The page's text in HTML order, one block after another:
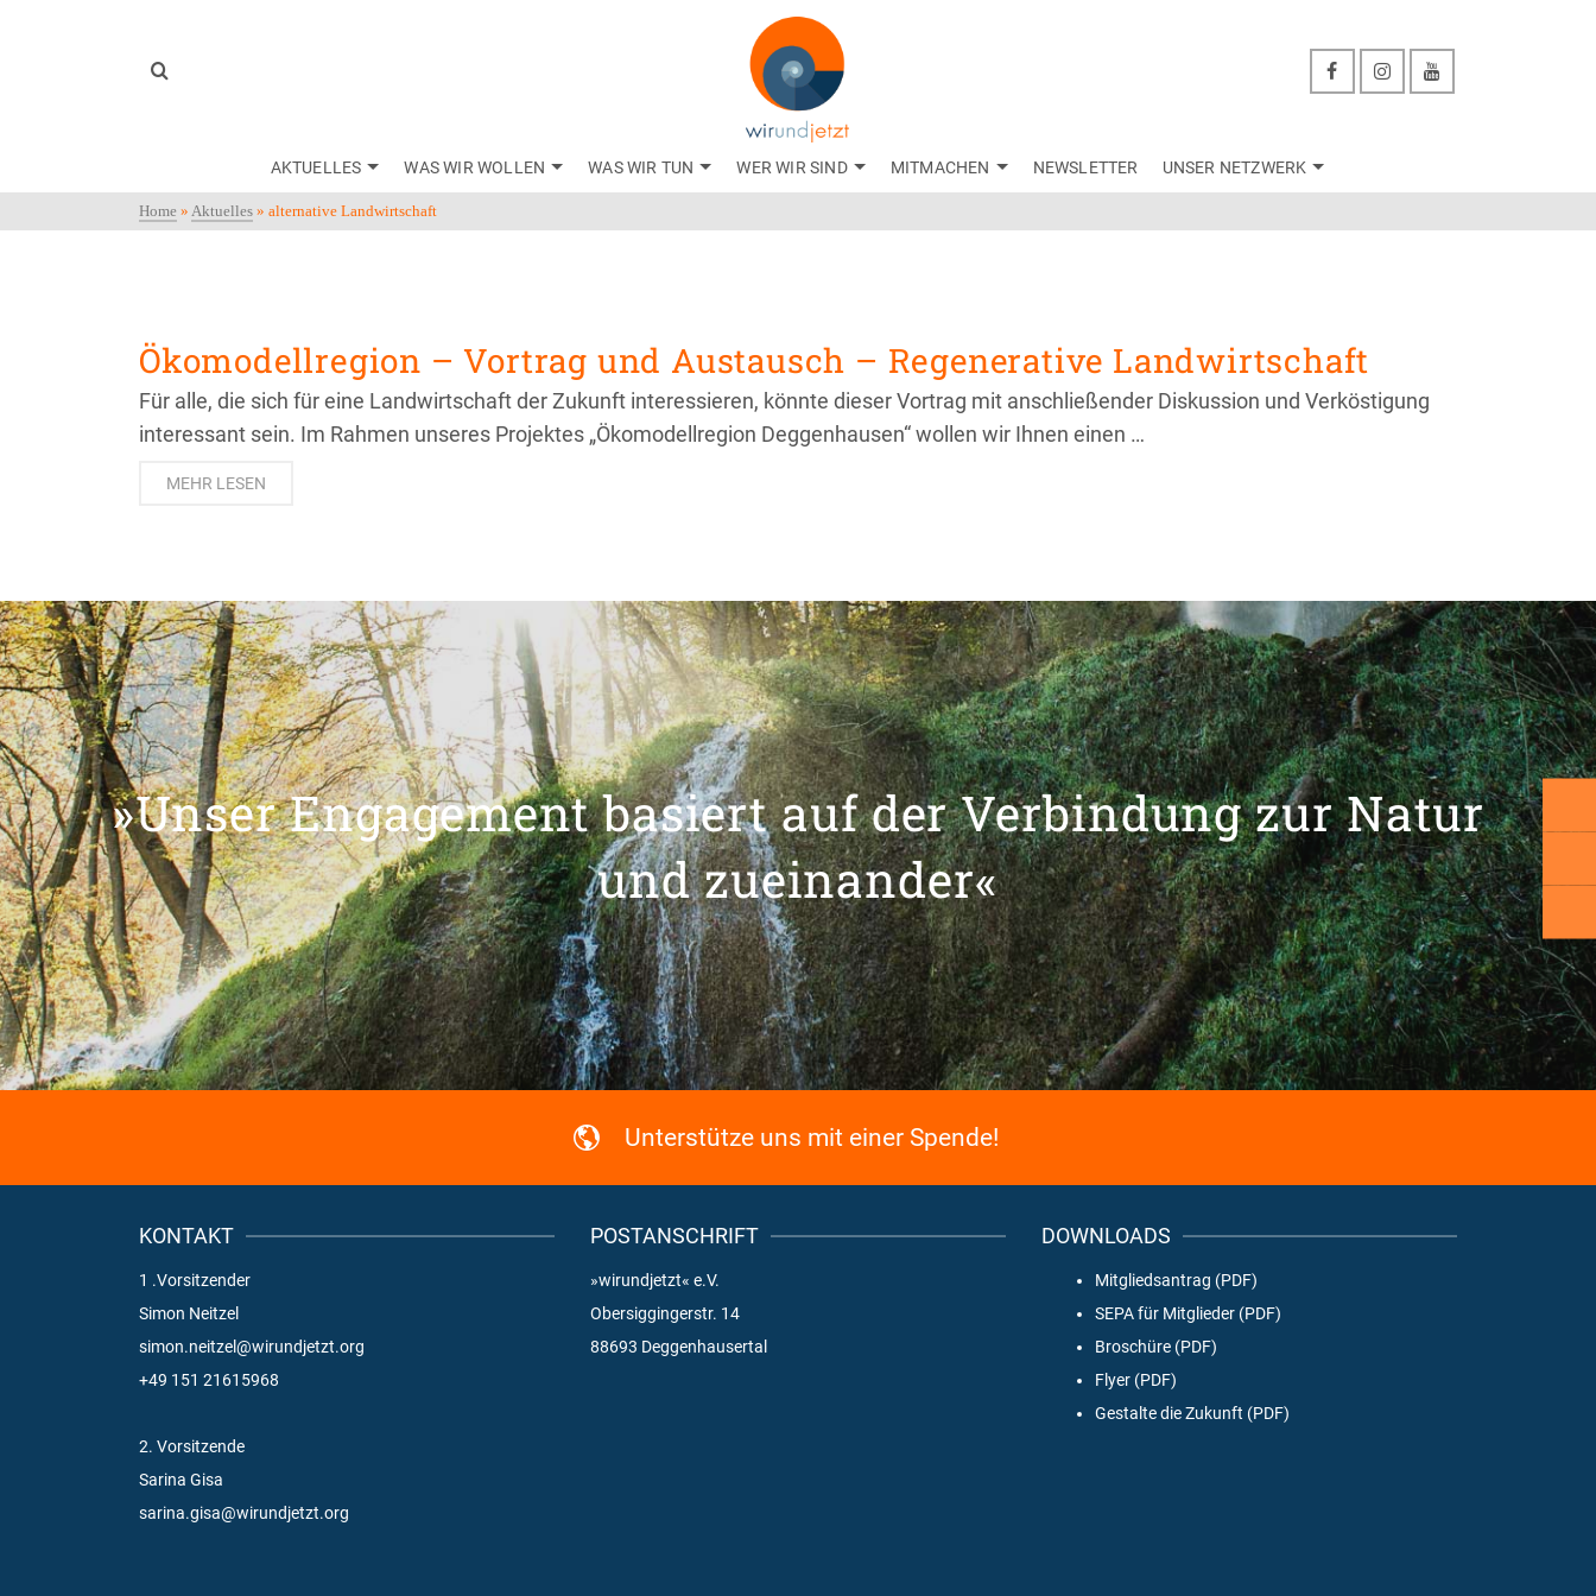
AKTUELLES WAS WIR WOLLEN WAS WIR TUN WER WIR SIND MITMACHEN NEWSLETTER UNSER NETZWERK
Home » Aktuelles » alternative Landwirtschaft
Ökomodellregion – Vortrag und Austausch – Regenerative Landwirtschaft
Für alle, die sich für eine Landwirtschaft der Zukunft interessieren, könnte dieser Vortrag mit anschließender Diskussion und Verköstigung
interessant sein. Im Rahmen unseres Projektes „Ökomodellregion Deggenhausen“ wollen wir Ihnen einen …
MEHR LESEN
»Unser Engagement basiert auf der Verbindung zur Natur
und zueinander«
Unterstütze uns mit einer Spende!
KONTAKT
1 .Vorsitzender
Simon Neitzel
simon.neitzel@wirundjetzt.org
+49 151 21615968
2. Vorsitzende
Sarina Gisa
sarina.gisa@wirundjetzt.org
POSTANSCHRIFT
»wirundjetzt« e.V.
Obersiggingerstr. 14
88693 Deggenhausertal
DOWNLOADS
Mitgliedsantrag (PDF)
SEPA für Mitglieder (PDF)
Broschüre (PDF)
Flyer (PDF)
Gestalte die Zukunft (PDF)